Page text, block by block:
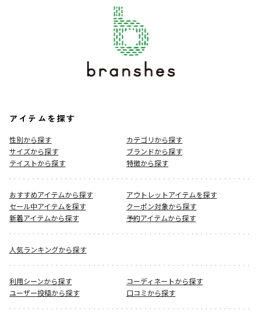
アイテムを探す
性別から探す
カテゴリから探す
サイズから探す
ブランドから探す
テイストから探す
特徴から探す
おすすめアイテムから探す
アウトレットアイテムを探す
セール中アイテムを探す
クーポン対象から探す
新着アイテムから探す
予約アイテムから探す
人気ランキングから探す
利用シーンから探す
コーディネートから探す
ユーザー投稿から探す
口コミから探す